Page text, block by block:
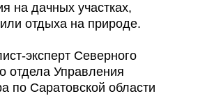
на дачных участках,
отдыха на природе.
эксперт Северного
отдела Управления
по Саратовской области